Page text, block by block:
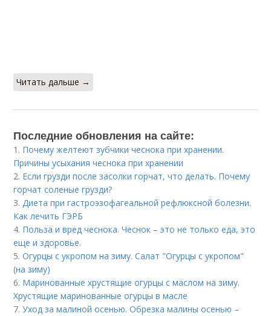
Читать дальше →
Последние обновления на сайте:
1. Почему желтеют зубчики чеснока при хранении.
Причины усыхания чеснока при хранении
2. Если грузди после засолки горчат, что делать. Почему
горчат соленые грузди?
3.Диета при гастроэзофагеальной рефлюксной болезни.
Как лечить ГЭРБ
4. Польза и вред чеснока. Чеснок – это не только еда, это
еще и здоровье.
5.Огурцы с укропом на зиму. Салат "Огурцы с укропом"
(на зиму)
6. Маринованные хрустящие огурцы с маслом на зиму.
Хрустящие маринованные огурцы в масле
7.Уход за малиной осенью. Обрезка малины осенью –